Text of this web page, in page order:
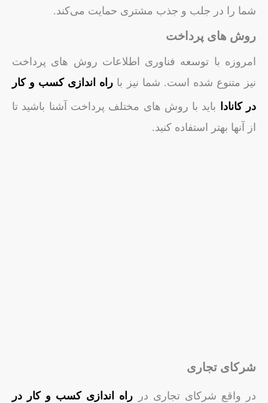
شما را در جلب و جذب مشتری حمایت می‌کند.
روش های پرداخت
امروزه با توسعه فناوری اطلاعات روش های پرداخت
نیز متنوع شده است. شما نیز با راه اندازی کسب و کار
در کانادا
باید با روش های مختلف پرداخت آشنا باشید تا
از آنها بهتر استفاده کنید.
شرکای تجاری
در واقع شرکای تجاری در راه اندازی کسب و کار در